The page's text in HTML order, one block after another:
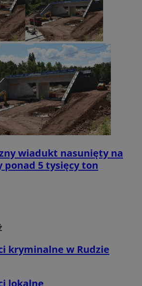
wiadukt nasunięty na
ponad 5 tysięcy ton
kryminalne w Rudzie
lokalne